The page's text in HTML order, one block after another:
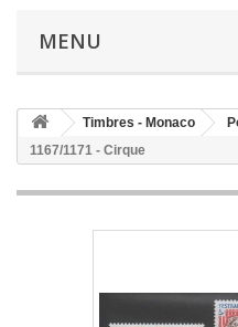
MENU
Timbres - Monaco
1167/1171 - Cirque